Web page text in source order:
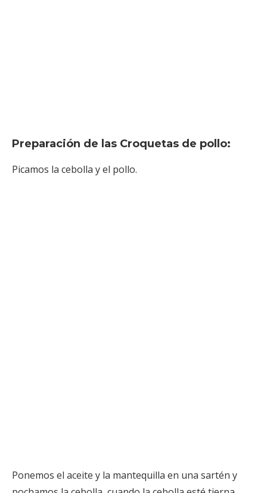
Preparación de las Croquetas de pollo:
Picamos la cebolla y el pollo.
Ponemos el aceite y la mantequilla en una sartén y